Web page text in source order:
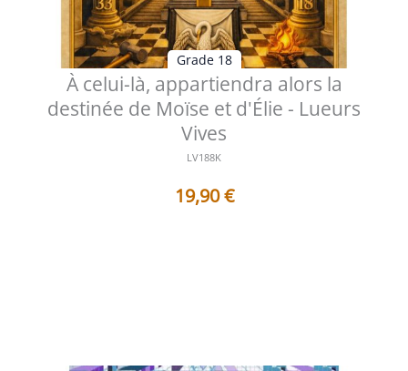
Grade 18
À celui-là, appartiendra alors la
destinée de Moïse et d'Élie - Lueurs
Vives
LV188K
19,90€